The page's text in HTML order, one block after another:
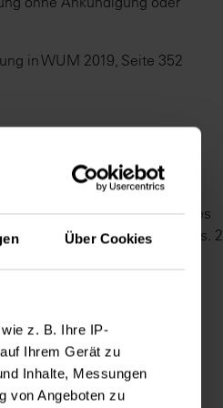
Über Cookies
z. B. Ihre IP-
Ihrem Gerät zu
Inhalte, Messungen
von Angeboten zu
in WUM 2019, Seite 352
besteht auch im Falle eines
aus § 9 Abs. 1, Abs. 2
in WUM 2019, Seite 318